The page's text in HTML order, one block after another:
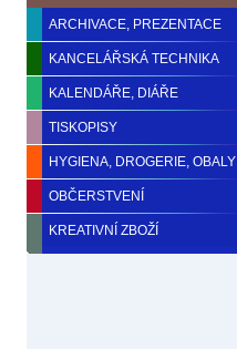
ARCHIVACE, PREZENTACE
KANCELÁŘSKÁ TECHNIKA
KALENDÁŘE, DIÁŘE
TISKOPISY
HYGIENA, DROGERIE, OBALY
OBČERSTVENÍ
KREATIVNÍ ZBOŽÍ